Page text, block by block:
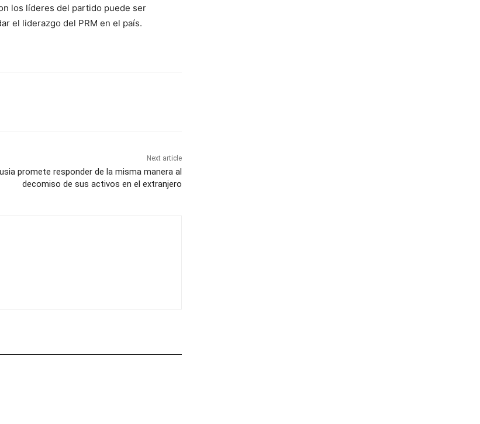
los líderes del partido puede ser
el liderazgo del PRM en el país.
Next article
promete responder de la misma manera al
decomiso de sus activos en el extranjero